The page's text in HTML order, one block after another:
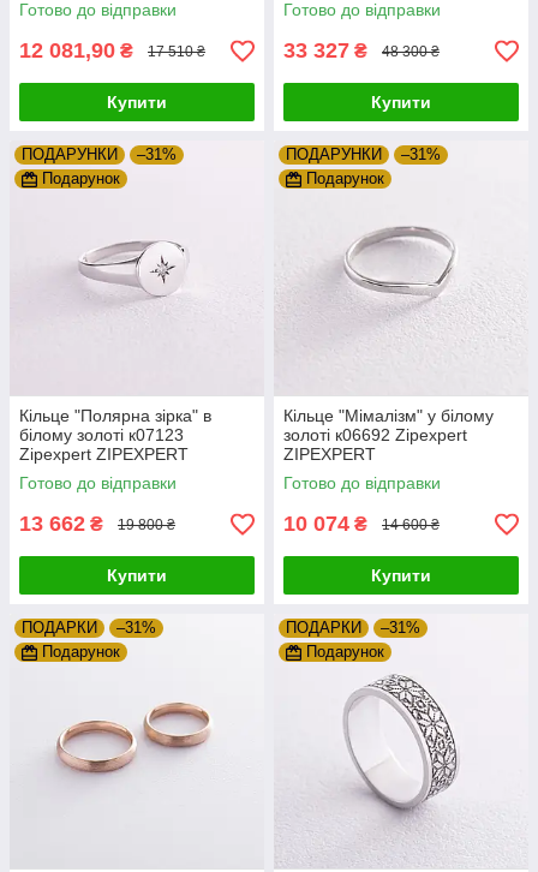
Готово до відправки
12 081,90 ₴ 17 510 ₴
Купити
Готово до відправки
33 327 ₴ 48 300 ₴
Купити
ПОДАРУНКИ
–31%
Подарунок
Кільце "Полярна зірка" в
білому золоті к07123
Zipexpert ZIPEXPERT
Готово до відправки
13 662 ₴ 19 800 ₴
Купити
ПОДАРУНКИ
–31%
Подарунок
Кільце "Мімалізм" у білому
золоті к06692 Zipexpert
ZIPEXPERT
Готово до відправки
10 074 ₴ 14 600 ₴
Купити
ПОДАРКИ
–31%
Подарунок
ПОДАРКИ
–31%
Подарунок